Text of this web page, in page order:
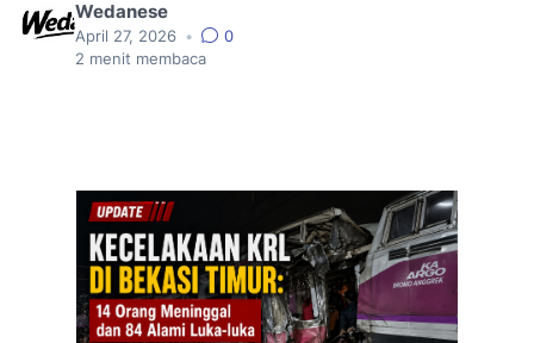
Wedanese
April 27, 2026 •
0
2 menit membaca